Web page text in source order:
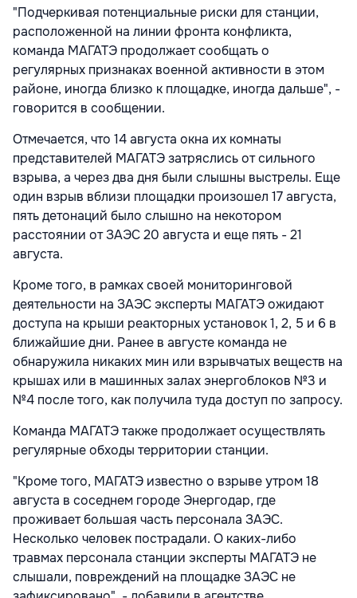
"Подчеркивая потенциальные риски для станции,
расположенной на линии фронта конфликта,
команда МАГАТЭ продолжает сообщать о
регулярных признаках военной активности в этом
районе, иногда близко к площадке, иногда дальше", -
говорится в сообщении.
Отмечается, что 14 августа окна их комнаты
представителей МАГАТЭ затряслись от сильного
взрыва, а через два дня были слышны выстрелы. Еще
один взрыв вблизи площадки произошел 17 августа,
пять детонаций было слышно на некотором
расстоянии от ЗАЭС 20 августа и еще пять - 21
августа.
Кроме того, в рамках своей мониторинговой
деятельности на ЗАЭС эксперты МАГАТЭ ожидают
доступа на крыши реакторных установок 1, 2, 5 и 6 в
ближайшие дни. Ранее в августе команда не
обнаружила никаких мин или взрывчатых веществ на
крышах или в машинных залах энергоблоков №3 и
№4 после того, как получила туда доступ по запросу.
Команда МАГАТЭ также продолжает осуществлять
регулярные обходы территории станции.
"Кроме того, МАГАТЭ известно о взрыве утром 18
августа в соседнем городе Энергодар, где
проживает большая часть персонала ЗАЭС.
Несколько человек пострадали. О каких-либо
травмах персонала станции эксперты МАГАТЭ не
слышали, повреждений на площадке ЗАЭС не